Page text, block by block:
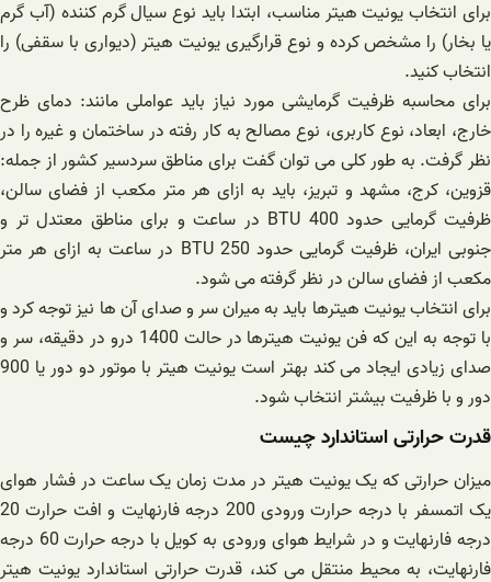
برای انتخاب یونیت هیتر مناسب، ابتدا باید نوع سیال گرم کننده (آب گرم
یا بخار) را مشخص کرده و نوع قرارگیری یونیت هیتر (دیواری با سقفی) را
انتخاب کنید.
برای محاسبه ظرفیت گرمایشی مورد نیاز باید عواملی مانند: دمای ظرح
خارج، ابعاد، نوع کاربری، نوع مصالح به کار رفته در ساختمان و غیره را در
نظر گرفت. به طور کلی می توان گفت برای مناطق سردسیر کشور از جمله:
قزوین، کرج، مشهد و تبریز، باید به ازای هر متر مکعب از فضای سالن،
ظرفیت گرمایی حدود BTU 400 در ساعت و برای مناطق معتدل تر و
جنوبی ایران، ظرفیت گرمایی حدود 250 BTU در ساعت به ازای هر متر
مکعب از فضای سالن در نظر گرفته می شود.
برای انتخاب یونیت هیترها باید به میران سر و صدای آن ها نیز توجه کرد و
با توجه به این که فن یونیت هیترها در حالت 1400 درو در دقیقه، سر و
صدای زیادی ایجاد می کند بهتر است یونیت هیتر با موتور دو دور یا 900
دور و با ظرفیت بیشتر انتخاب شود.
قدرت حرارتی استاندارد چیست
میزان حرارتی که یک یونیت هیتر در مدت زمان یک ساعت در فشار هوای
یک اتمسفر با درجه حرارت ورودی 200 درجه فارنهایت و افت حرارت 20
درجه فارنهایت و در شرایط هوای ورودی به کویل با درجه حرارت 60 درجه
فارنهایت، به محیط منتقل می کند، قدرت حرارتی استاندارد یونیت هیتر